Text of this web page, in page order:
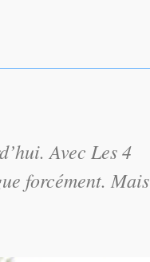
Avec Les 4
forcément. Mais